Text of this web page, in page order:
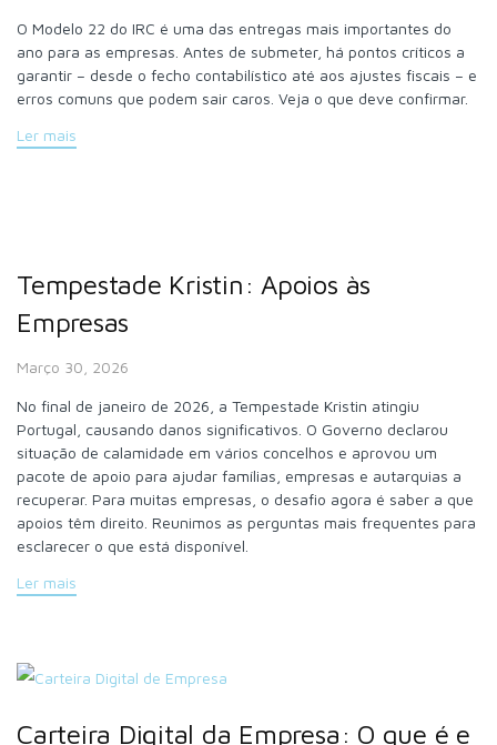
O Modelo 22 do IRC é uma das entregas mais importantes do
ano para as empresas. Antes de submeter, há pontos críticos a
garantir – desde o fecho contabilístico até aos ajustes fiscais – e
erros comuns que podem sair caros. Veja o que deve confirmar.
Ler mais
Tempestade Kristin: Apoios às
Empresas
Março 30, 2026
No final de janeiro de 2026, a Tempestade Kristin atingiu
Portugal, causando danos significativos. O Governo declarou
situação de calamidade em vários concelhos e aprovou um
pacote de apoio para ajudar famílias, empresas e autarquias a
recuperar. Para muitas empresas, o desafio agora é saber a que
apoios têm direito. Reunimos as perguntas mais frequentes para
esclarecer o que está disponível.
Ler mais
Carteira Digital da Empresa: O que é e